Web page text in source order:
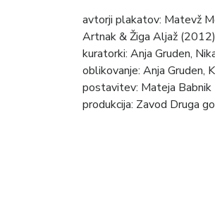
avtorji plakatov: Matevž
Artnak & Žiga Aljaž
kuratorki: Anja Gruden,
oblikovanje: Anja Gruden,
postavitev: Mateja Babnik
produkcija: Zavod Druga